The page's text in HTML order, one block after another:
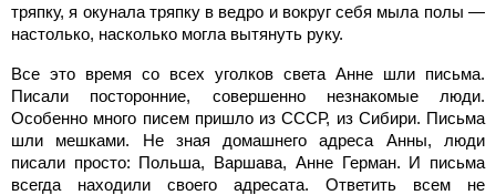
тряпку, я окунала тряпку в ведро и вокруг себя мыла полы —
настолько, насколько могла вытянуть руку.
Все это время со всех уголков света Анне шли письма.
Писали посторонние, совершенно незнакомые люди.
Особенно много писем пришло из СССР, из Сибири. Письма
шли мешками. Не зная домашнего адреса Анны, люди
писали просто: Польша, Варшава, Анне Герман. И письма
всегда находили своего адресата. Ответить всем не